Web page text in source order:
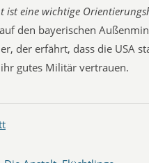
ist eine wichtige
den bayerischen
der erfährt, dass die USA
gutes Militär vertrauen.